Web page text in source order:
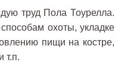
труд Пола Тоурелла.
охоты, укладке
пищи на костре,
т.п.